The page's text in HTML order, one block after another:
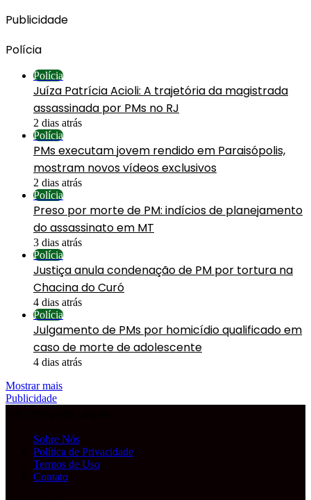
Publicidade
Polícia
Polícia
Juíza Patrícia Acioli: A trajetória da magistrada
assassinada por PMs no RJ
2 dias atrás
Polícia
PMs executam jovem rendido em Paraisópolis,
mostram novos vídeos exclusivos
2 dias atrás
Polícia
Preso por morte de PM: indícios de planejamento
do assassinato em MT
3 dias atrás
Polícia
Justiça anula condenação de PM por tortura na
Chacina do Curó
4 dias atrás
Polícia
Julgamento de PMs por homicídio qualificado em
caso de morte de adolescente
4 dias atrás
Mostrar mais
Publicidade
Sobre Nós
Política de Privacidade
Termos de Uso
Contato